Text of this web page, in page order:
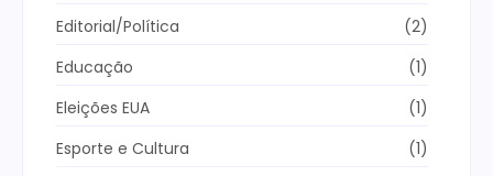
Editorial/Política
(2)
Educação
(1)
Eleições EUA
(1)
Esporte e Cultura
(1)